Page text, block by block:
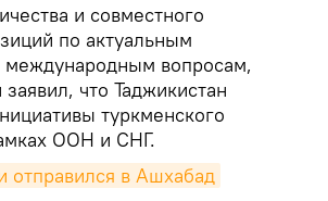
и совместного
по актуальным
вопросам,
что Таджикистан
туркменского
ООН и СНГ.
отправился в Ашхабад